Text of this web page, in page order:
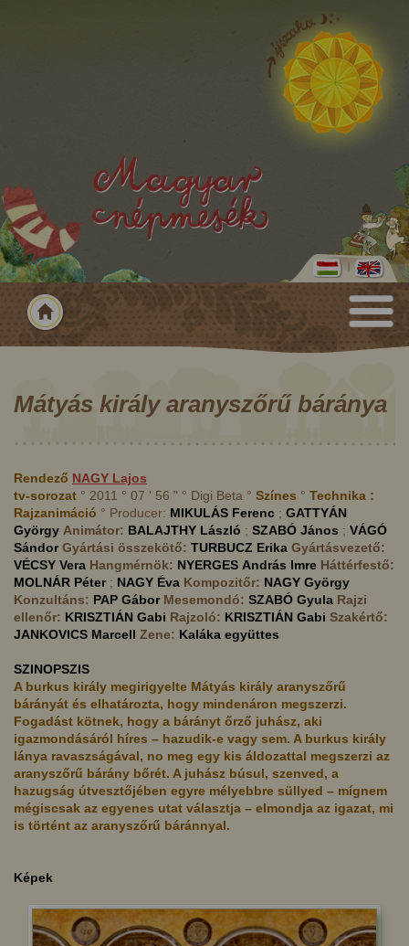
Mátyás király aranyszőrű báránya
Rendező NAGY Lajos
tv-sorozat ° 2011 ° 07 ' 56 " ° Digi Beta ° Színes ° Technika :
Rajzanimáció ° Producer: MIKULÁS Ferenc ; GATTYÁN
György Animátor: BALAJTHY László ; SZABÓ János ; VÁGÓ
Sándor Gyártási összekötő: TURBUCZ Erika Gyártásvezető:
VÉCSY Vera Hangmérnök: NYERGES András Imre Háttérfestő:
MOLNÁR Péter; NAGY Éva Kompozitőr: NAGY György
Konzultáns: PAP Gábor Mesemondó: SZABÓ Gyula Rajzi
ellenőr: KRISZTIÁN Gabi Rajzoló: KRISZTIÁN Gabi Szakértő:
JANKOVICS Marcell Zene: Kaláka együttes
SZINOPSZIS
A burkus király megirigyelte Mátyás király aranyszőrű
bárányát és elhatározta, hogy mindenáron megszerzi.
Fogadást kötnek, hogy a bárányt őrző juhász, aki
igazmondásáról híres – hazudik-e vagy sem. A burkus király
lánya ravaszságával, no meg egy kis áldozattal megszerzi az
aranyszőrű bárány bőrét. A juhász búsul, szenved, a
hazugság útvesztőjében egyre mélyebbre süllyed – mígnem
mégiscsak az egyenes utat választja – elmondja az igazat, mi
is történt az aranyszőrű báránnyal.
Képek